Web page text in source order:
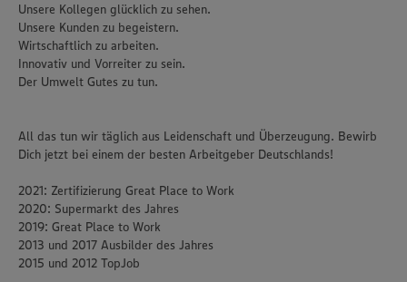
Unsere Kollegen glücklich zu sehen.
Unsere Kunden zu begeistern.
Wirtschaftlich zu arbeiten.
Innovativ und Vorreiter zu sein.
Der Umwelt Gutes zu tun.
All das tun wir täglich aus Leidenschaft und Überzeugung. Bewirb
Dich jetzt bei einem der besten Arbeitgeber Deutschlands!
2021: Zertifizierung Great Place to Work
2020: Supermarkt des Jahres
2019: Great Place to Work
2013 und 2017 Ausbilder des Jahres
2015 und 2012 TopJob